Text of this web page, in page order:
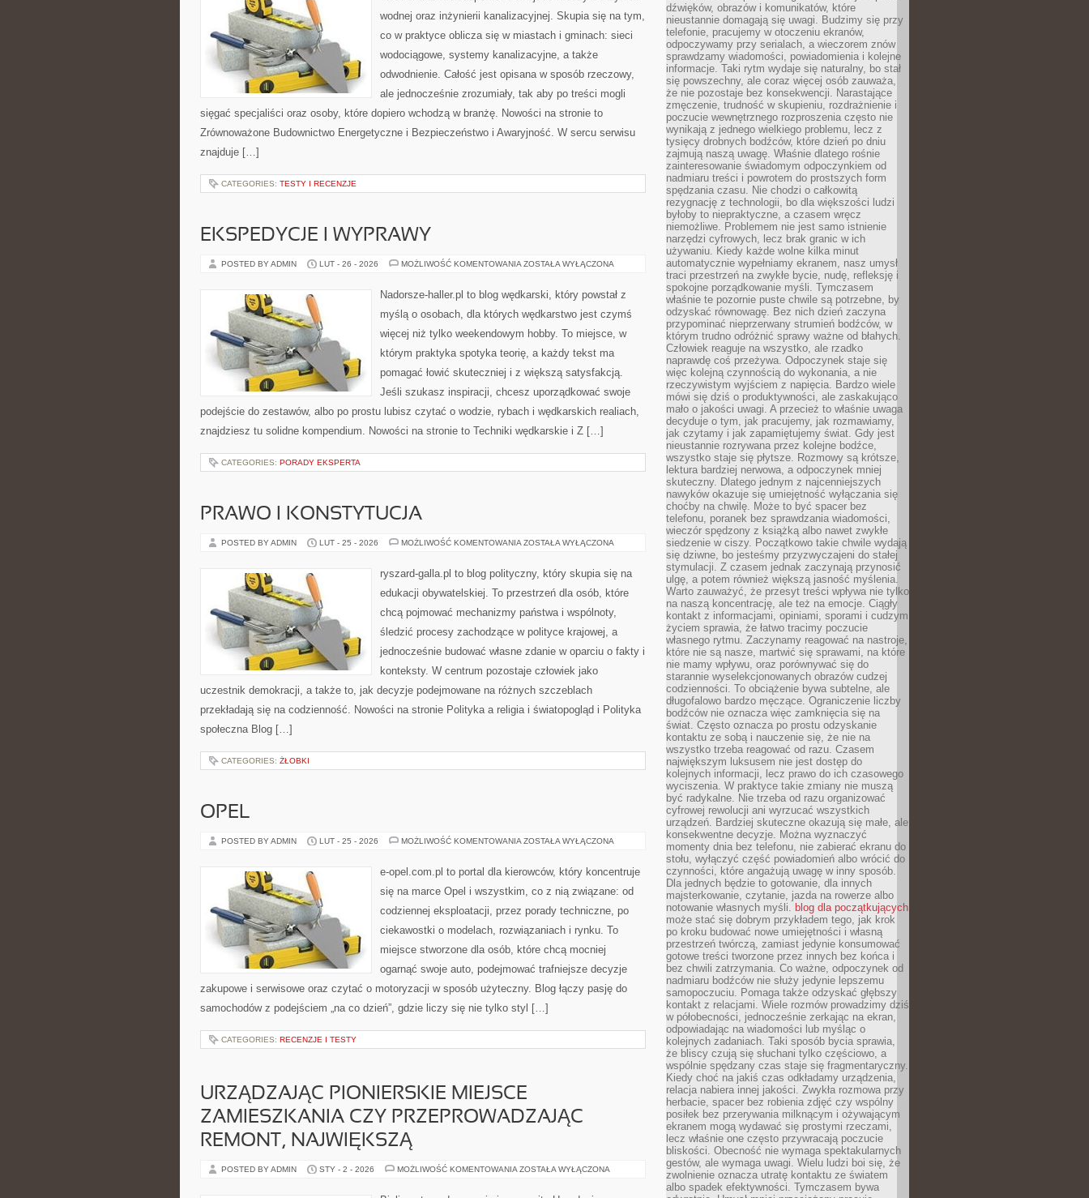
wodnej oraz inżynierii kanalizacyjnej. Skupia się na tym,
co w praktyce oblicza się w miastach i gminach: sieci
wodociągowe, systemy kanalizacyjne, a także
odwodnienie. Całość jest opisana w sposób rzeczowy,
ale jednocześnie zrozumiały, tak aby po treści mogli
sięgać specjaliści oraz osoby, które dopiero wchodzą w branżę. Nowości na stronie to
Zrównoważone Budownictwo Energetyczne i Bezpieczeństwo i Awaryjność. W sercu serwisu
znajduje […]
CATEGORIES: TESTY I RECENZJE
EKSPEDYCJE I WYPRAWY
POSTED BY ADMIN LUT - 26 - 2026 MOŻLIWOŚĆ KOMENTOWANIA EKSPEDYCJE
ZOSTAŁA WYŁĄCZONA
Nadorsze-haller.pl to blog wędkarski, który powstał z
myślą o osobach, dla których wędkarstwo jest czymś
więcej niż tylko weekendowym hobby. To miejsce, w
którym praktyka spotyka teorię, a każdy tekst ma
pomagać łowić skuteczniej i z większą satysfakcją.
Jeśli szukasz inspiracji, chcesz uporządkować swoje
podejście do zestawów, albo po prostu lubisz czytać o wodzie, rybach i wędkarskich realiach,
znajdziesz tu solidne kompendium. Nowości na stronie to Techniki wędkarskie i Z […]
CATEGORIES: PORADY EKSPERTA
PRAWO I KONSTYTUCJA
POSTED BY ADMIN LUT - 25 - 2026 MOŻLIWOŚĆ KOMENTOWANIA PRAWO
ZOSTAŁA WYŁĄCZONA
ryszard-galla.pl to blog polityczny, który skupia się na
edukacji obywatelskiej. To przestrzeń dla osób, które
chcą pojmować mechanizmy państwa i wspólnoty,
śledzić procesy zachodzące w polityce krajowej, a
jednocześnie budować własne zdanie w oparciu o fakty i
konteksty. W centrum pozostaje człowiek jako
uczestnik demokracji, a także to, jak decyzje podejmowane na różnych szczeblach
przekładają się na codzienność. Nowości na stronie Polityka a religia i światopogląd i Polityka
społeczna Blog […]
CATEGORIES: ŻŁOBKI
OPEL
POSTED BY ADMIN LUT - 25 - 2026 MOŻLIWOŚĆ KOMENTOWANIA OPEL
ZOSTAŁA WYŁĄCZONA
e-opel.com.pl to portal dla kierowców, który koncentruje
się na marce Opel i wszystkim, co z nią związane: od
codziennej eksploatacji, przez porady techniczne, po
ciekawostki o modelach, rozwiązaniach i rynku. To
miejsce stworzone dla osób, które chcą mocniej
ogarnąć swoje auto, podejmować trafniejsze decyzje
zakupowe i serwisowe oraz czytać o motoryzacji w sposób użyteczny. Blog łączy pasję do
samochodów z podejściem „na co dzień”, gdzie liczy się nie tylko styl […]
CATEGORIES: RECENZJE I TESTY
URZĄDZAJĄC PIONIERSKIE MIEJSCE
ZAMIESZKANIA CZY PRZEPROWADZAJĄC
REMONT, NAJWIĘKSZĄ
POSTED BY ADMIN STY - 2 - 2026 MOŻLIWOŚĆ KOMENTOWANIA URZĄDZAJĄC
ZAMIESZKANIA
ZOSTAŁA WYŁĄCZONA
dźwięków, obrazów i komunikatów, które
nieustannie domagają się uwagi. Budzimy się przy
telefonie, pracujemy w otoczeniu ekranów,
odpoczywamy przy serialach, a wieczorem znów
sprawdzamy wiadomości, powiadomienia i kolejne
informacje. Taki rytm wydaje się naturalny, bo stał
się powszechny, ale coraz więcej osób zauważa,
że nie pozostaje bez konsekwencji. Narastające
zmęczenie, trudność w skupieniu, rozdrażnienie i
poczucie wewnętrznego rozproszenia często nie
wynikają z jednego wielkiego problemu, lecz z
tysięcy drobnych bodźców, które dzień po dniu
zajmują naszą uwagę. Właśnie dlatego rośnie
zainteresowanie świadomym odpoczynkiem od
nadmiaru treści i powrotem do prostszych form
spędzania czasu. Nie chodzi o całkowitą
rezygnację z technologii, bo dla większości ludzi
byłoby to niepraktyczne, a czasem wręcz
niemożliwe. Problemem nie jest samo istnienie
narzędzi cyfrowych, lecz brak granic w ich
używaniu. Kiedy każde wolne kilka minut
automatycznie wypełniamy ekranem, nasz umysł
traci przestrzeń na zwykłe bycie, nudę, refleksję i
spokojne porządkowanie myśli. Tymczasem
właśnie te pozornie puste chwile są potrzebne, by
odzyskać równowagę. Bez nich dzień zaczyna
przypominać nieprzerwany strumień bodźców, w
którym trudno odróżnić sprawy ważne od błahych.
Człowiek reaguje na wszystko, ale rzadko
naprawdę coś przeżywa. Odpoczynek staje się
więc kolejną czynnością do wykonania, a nie
rzeczywistym wyjściem z napięcia. Bardzo wiele
mówi się dziś o produktywności, ale zaskakująco
mało o jakości uwagi. A przecież to właśnie uwaga
decyduje o tym, jak pracujemy, jak rozmawiamy,
jak czytamy i jak zapamiętujemy świat. Gdy jest
nieustannie rozrywana przez kolejne bodźce,
wszystko staje się płytsze. Rozmowy są krótsze,
lektura bardziej nerwowa, a odpoczynek mniej
skuteczny. Dlatego jednym z najcenniejszych
nawyków okazuje się umiejętność wyłączania się
choćby na chwilę. Może to być spacer bez
telefonu, poranek bez sprawdzania wiadomości,
wieczór spędzony z książką albo nawet zwykłe
siedzenie w ciszy. Początkowo takie chwile wydają
się dziwne, bo jesteśmy przyzwyczajeni do stałej
stymulacji. Z czasem jednak zaczynają przynosić
ulgę, a potem również większą jasność myślenia.
Warto zauważyć, że przesyt treści wpływa nie tylko
na naszą koncentrację, ale też na emocje. Ciągły
kontakt z informacjami, opiniami, sporami i cudzym
życiem sprawia, że łatwo tracimy poczucie
własnego rytmu. Zaczynamy reagować na nastroje,
które nie są nasze, martwić się sprawami, na które
nie mamy wpływu, oraz porównywać się do
starannie wyselekcjonowanych obrazów cudzej
codzienności. To obciążenie bywa subtelne, ale
długofalowo bardzo męczące. Ograniczenie liczby
bodźców nie oznacza więc zamknięcia się na
świat. Często oznacza po prostu odzyskanie
kontaktu ze sobą i nauczenie się, że nie na
wszystko trzeba reagować od razu. Czasem
największym luksusem nie jest dostęp do
kolejnych informacji, lecz prawo do ich czasowego
wyciszenia. W praktyce takie zmiany nie muszą
być radykalne. Nie trzeba od razu organizować
cyfrowej rewolucji ani wyrzucać wszystkich
urządzeń. Bardziej skuteczne okazują się małe, ale
konsekwentne decyzje. Można wyznaczyć
momenty dnia bez telefonu, nie zabierać ekranu do
stołu, wyłączyć część powiadomień albo wrócić do
czynności, które angażują uwagę w inny sposób.
Dla jednych będzie to gotowanie, dla innych
majsterkowanie, czytanie, jazda na rowerze albo
notowanie własnych myśli. blog dla początkujących
może stać się dobrym przykładem tego, jak krok
po kroku budować nowe umiejętności i własną
przestrzeń twórczą, zamiast jedynie konsumować
gotowe treści tworzone przez innych bez końca i
bez chwili zatrzymania. Co ważne, odpoczynek od
nadmiaru bodźców nie służy jedynie lepszemu
samopoczuciu. Pomaga także odzyskać głębszy
kontakt z relacjami. Wiele rozmów prowadzimy dziś
w półobecności, jednocześnie zerkając na ekran,
odpowiadając na wiadomości lub myśląc o
kolejnych zadaniach. Taki sposób bycia sprawia,
że bliscy czują się słuchani tylko częściowo, a
wspólnie spędzany czas staje się fragmentaryczny.
Kiedy choć na jakiś czas odkładamy urządzenia,
relacja nabiera innej jakości. Zwykła rozmowa przy
herbacie, spacer bez robienia zdjęć czy wspólny
posiłek bez przerywania milknącym i ożywającym
ekranem mogą wydawać się prostymi rzeczami,
lecz właśnie one często przywracają poczucie
bliskości. Obecność nie wymaga spektakularnych
gestów, ale wymaga uwagi. Wielu ludzi boi się, że
zwolnienie oznacza utratę kontaktu ze światem
albo spadek efektywności. Tymczasem bywa